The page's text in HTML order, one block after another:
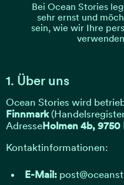
Bei Ocean Stories
sehr ernst und
sein, wie wir Ihre
1. Über uns
Ocean Stories wird
Finnmark
AdresseHolmen 4b,
Kontaktinformationen:
E-Mail: